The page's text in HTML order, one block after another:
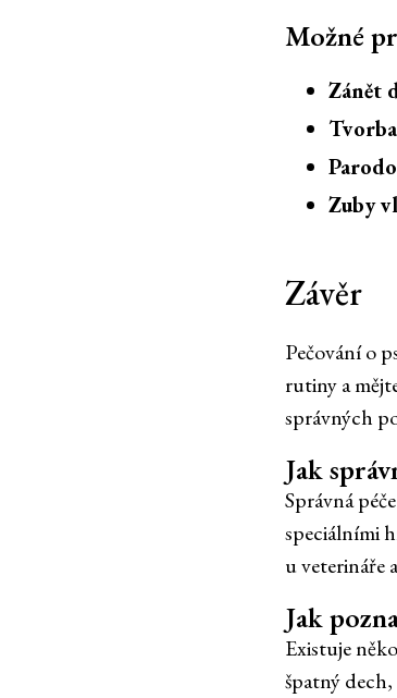
Možné
Zánět
Zuby
Závěr
Pečování o
rutiny a
správných
Jak
Správná
speciálními
u veterináře
Jak
Existuje
špatný